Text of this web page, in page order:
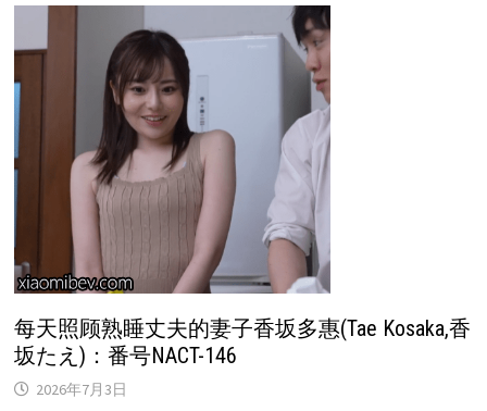
每天照顾熟睡丈夫的妻子香坂多惠(Tae Kosaka,香
坂たえ)：番号NACT-146
2026年7月3日